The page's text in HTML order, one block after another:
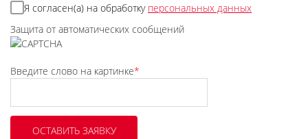
Я согласен(а) на обработку персональных данных
Защита от автоматических сообщений
Введите слово на картинке*